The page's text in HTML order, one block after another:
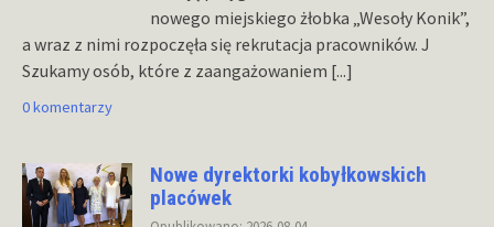
nowego miejskiego żłobka „Wesoły Konik”,
a wraz z nimi rozpoczęła się rekrutacja pracowników. J
Szukamy osób, które z zaangażowaniem [...]
0 komentarzy
Nowe dyrektorki kobyłkowskich
placówek